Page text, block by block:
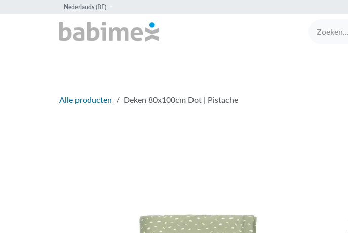
Overslaan naar inhoudNederlands (BE)
Alle producten Deken 80x100cm Dot | Pistache